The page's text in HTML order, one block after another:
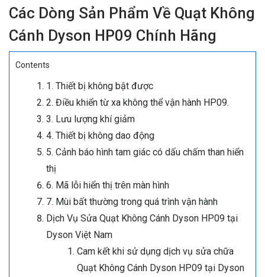
Các Dòng Sản Phẩm Về Quạt Không
Cánh Dyson HP09 Chính Hãng
Contents
1. Thiết bị không bật được
2. Điều khiển từ xa không thể vận hành HP09.
3. Lưu lượng khí giảm
4. Thiết bị không dao động
5. Cảnh báo hình tam giác có dấu chấm than hiển
thị
6. Mã lỗi hiển thị trên màn hình
7. Mùi bất thường trong quá trình vận hành
Dịch Vụ Sửa Quạt Không Cánh Dyson HP09 tại
Dyson Việt Nam
Cam kết khi sử dụng dịch vụ sửa chữa
Quạt Không Cánh Dyson HP09 tại Dyson